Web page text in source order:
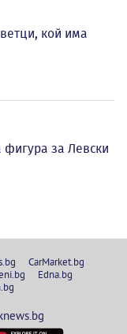
кой има
фигура за Левски
CarMarket.bg
Edna.bg